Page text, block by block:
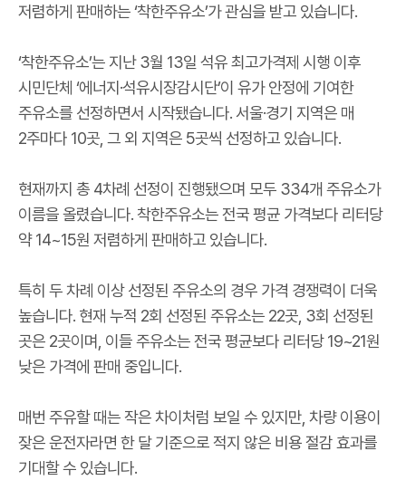
저렴하게 판매하는 ‘착한주유소’가 관심을 받고 있습니다.
‘착한주유소’는 지난 3월 13일 석유 최고가격제 시행 이후
시민단체 ‘에너지·석유시장감시단’이 유가 안정에 기여한
주유소를 선정하면서 시작됐습니다. 서울·경기 지역은 매
2주마다 10곳, 그 외 지역은 5곳씩 선정하고 있습니다.
현재까지 총 4차례 선정이 진행됐으며 모두 334개 주유소가
이름을 올렸습니다. 착한주유소는 전국 평균 가격보다 리터당
약 14~15원 저렴하게 판매하고 있습니다.
특히 두 차례 이상 선정된 주유소의 경우 가격 경쟁력이 더욱
높습니다. 현재 누적 2회 선정된 주유소는 22곳, 3회 선정된
곳은 2곳이며, 이들 주유소는 전국 평균보다 리터당 19~21원
낮은 가격에 판매 중입니다.
매번 주유할 때는 작은 차이처럼 보일 수 있지만, 차량 이용이
잦은 운전자라면 한 달 기준으로 적지 않은 비용 절감 효과를
기대할 수 있습니다.